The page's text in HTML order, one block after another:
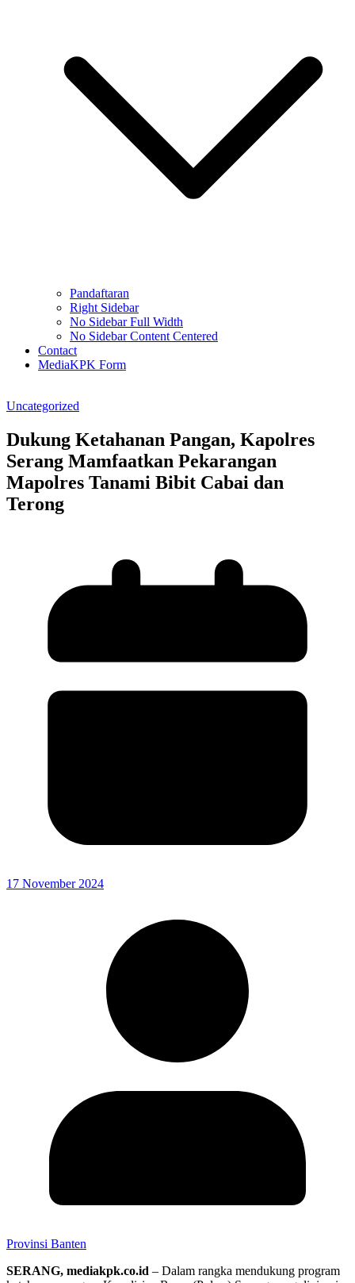
Pandaftaran
Right Sidebar
No Sidebar Full Width
No Sidebar Content Centered
Contact
MediaKPK Form
Uncategorized
Dukung Ketahanan Pangan, Kapolres
Serang Mamfaatkan Pekarangan
Mapolres Tanami Bibit Cabai dan
Terong
17 November 2024
Provinsi Banten
SERANG, mediakpk.co.id – Dalam rangka mendukung program